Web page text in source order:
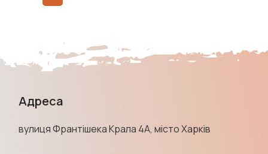
Адреса
вулиця Франтішека Крала 4А, місто Харків